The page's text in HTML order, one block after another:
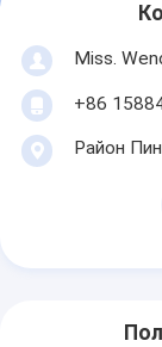
Miss.
+86
Район